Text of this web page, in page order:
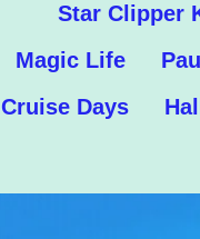
Star Clipper
Magic Life
Cruise Days